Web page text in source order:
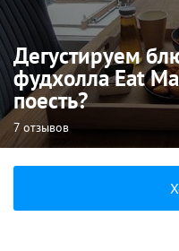
Дегустируем
фудхолла Eat
поесть?
7 отзывов